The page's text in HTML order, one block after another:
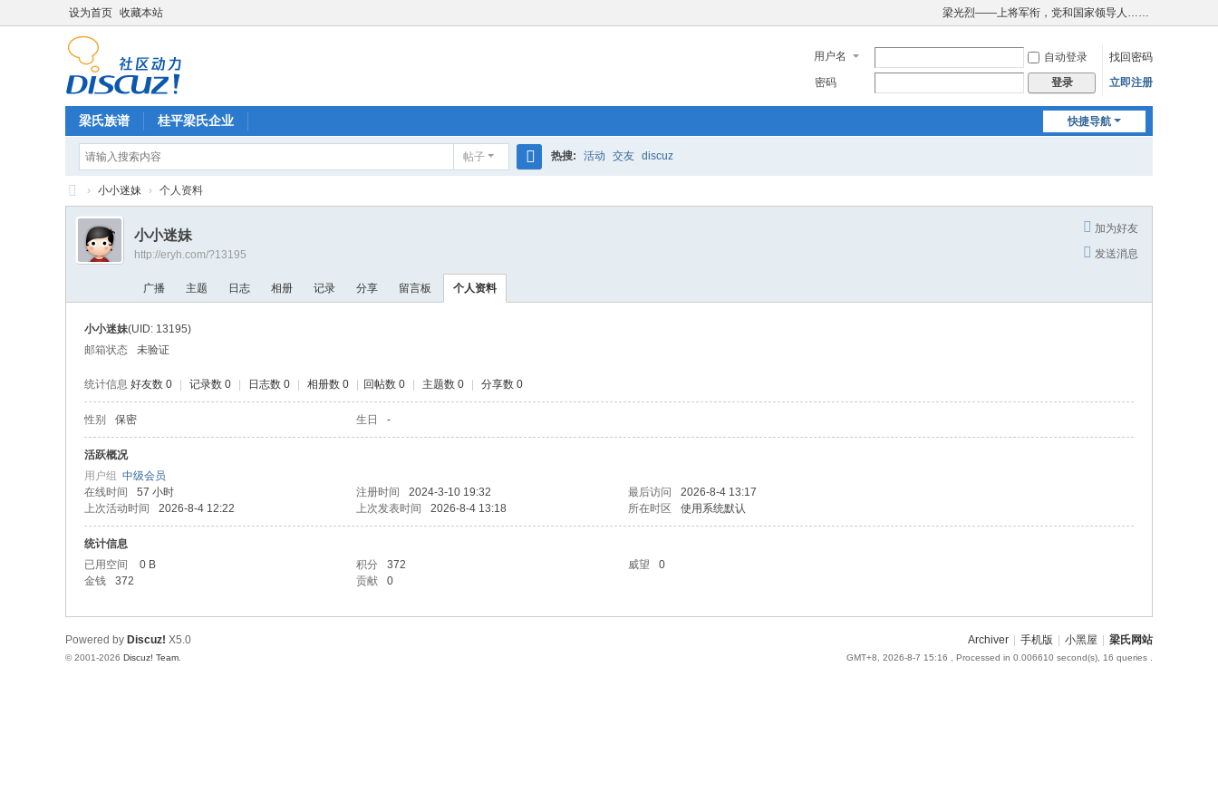
设为首页 收藏本站 梁光烈——上将军衔，党和国家领导人……
用户名 自动登录
找回密码
密码
登录 立即注册
快捷导航
梁氏族谱 桂平梁氏企业
帖子
索
热搜: 活动 交友 discuz
梁
论
› 小小迷妹 › 个人资料
加为好友
发送消息
小小迷妹
http://eryh.com/?13195
广播 主题 日志 相册 记录 分享 留言板 个人资料
小小迷妹(UID: 13195)
邮箱状态
未验证
统计信息 好友数 0 记录数 0 日志数 0 相册数 0 回帖数 0 主题数 0 分享数 0
性别 保密 生日 -
活跃概况
用户组 中级会员
在线时间
57 小时 注册时间 2024-3-10 19:32 最后访问
2026-8-4 13:17
上次活动时间
2026-8-4 12:22 上次发表时间 2026-8-4 13:18 所在时区 使用系统默认
统计信息
已用空间
0 B 积分 372 威望
0
金钱
372 贡献 0
Archiver 手机版 小黑屋 梁氏网站
GMT+8, 2026-8-7 15:16 , Processed in 0.006610 second(s), 16 queries .
Powered by Discuz! X5.0
© 2001-2026 Discuz! Team